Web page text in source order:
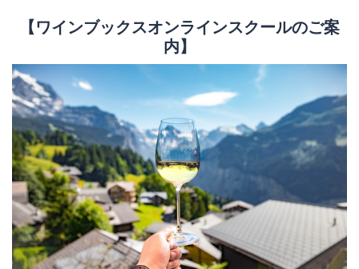
【ワインブックスオンラインスクールのご案
内】